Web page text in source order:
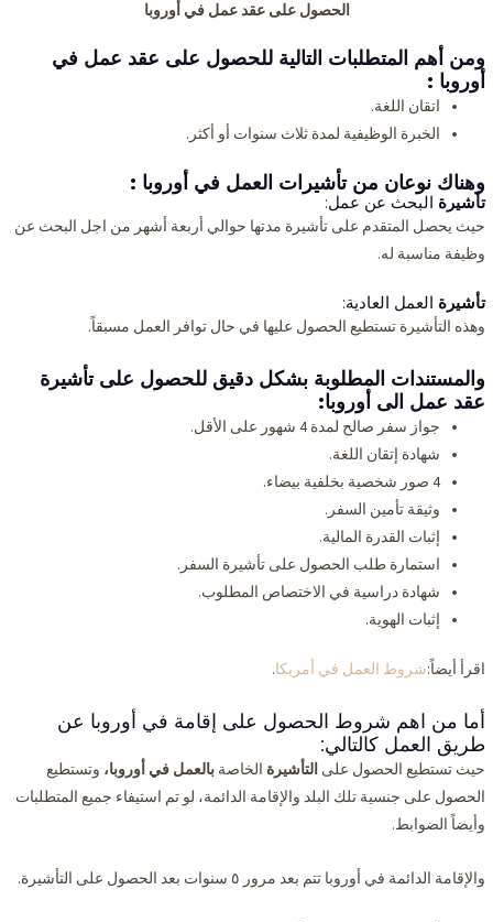
الحصول على عقد عمل في أوروبا
ومن أهم المتطلبات التالية للحصول على عقد عمل في
أوروبا :
اتقان اللغة.
الخبرة الوظيفية لمدة ثلاث سنوات أو أكثر.
وهناك نوعان منتأشيرات العمل في أوروبا :
تأشيرة البحث عن عمل:
حيث يحصل المتقدم على تأشيرة مدتها حوالي أربعة أشهر من اجل البحث عن
وظيفة مناسبة له.
تأشيرة العمل العادية:
وهذه التأشيرة تستطيع الحصول عليها في حال توافر العمل مسبقاً.
والمستندات المطلوبة بشكل دقيق للحصول علىتأشيرة
عقد عمل الى أوروبا:
جواز سفر صالح لمدة 4 شهور على الأقل.
شهادة إتقان اللغة.
4 صور شخصية بخلفية بيضاء.
وثيقة تأمين السفر.
إثبات القدرة المالية.
استمارة طلب الحصول على تأشيرة السفر.
شهادة دراسية في الاختصاص المطلوب.
إثبات الهوية.
اقرأ أيضاً:شروط العمل في أمريكا.
أما من اهم شروط الحصول على إقامة في أوروبا عن
طريق العمل كالتالي:
حيث تستطيع الحصول على التأشيرة الخاصةبالعمل في أوروبا، وتستطيع
الحصول على جنسية تلك البلد والإقامة الدائمة، لو تم استيفاء جميع المتطلبات
وأيضاً الضوابط.
والإقامة الدائمة في أوروبا تتم بعد مرور ٥ سنوات بعد الحصول على التأشيرة.